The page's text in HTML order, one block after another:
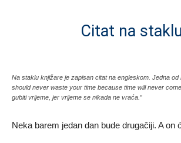
Citat na staklu
Na staklu knjižare je zapisan citat na engleskom. Jedna od
should never waste your time because time will never
gubiti vrijeme, jer vrijeme se nikada ne vraća.”
Neka barem jedan dan bude drugačiji. A